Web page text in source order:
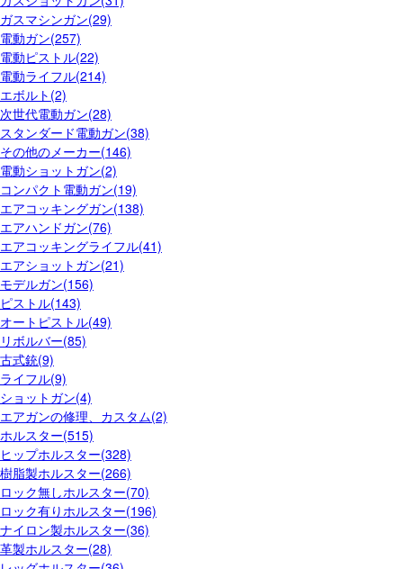
ガスマシンガン(29)
電動ガン(257)
電動ピストル(22)
電動ライフル(214)
エボルト(2)
次世代電動ガン(28)
スタンダード電動ガン(38)
その他のメーカー(146)
電動ショットガン(2)
コンパクト電動ガン(19)
エアコッキングガン(138)
エアハンドガン(76)
エアコッキングライフル(41)
エアショットガン(21)
モデルガン(156)
ピストル(143)
オートピストル(49)
リボルバー(85)
古式銃(9)
ライフル(9)
ショットガン(4)
エアガンの修理、カスタム(2)
ホルスター(515)
ヒップホルスター(328)
樹脂製ホルスター(266)
ロック無しホルスター(70)
ロック有りホルスター(196)
ナイロン製ホルスター(36)
革製ホルスター(28)